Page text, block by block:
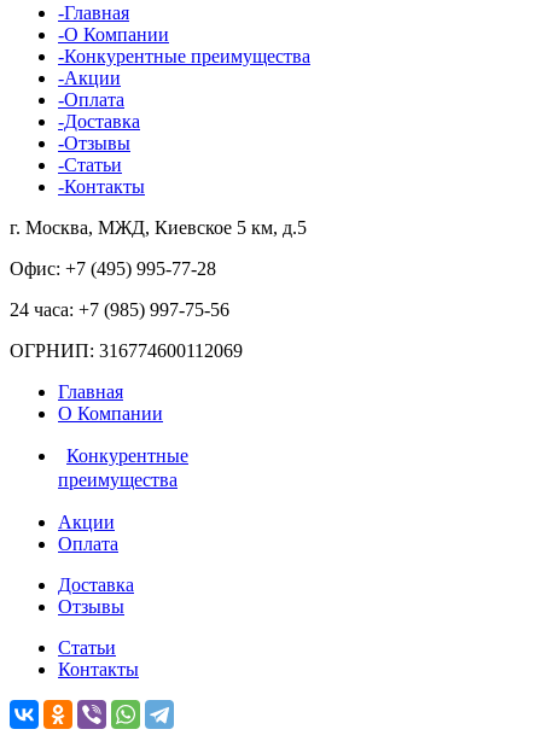
-Главная
-О Компании
-Конкурентные преимущества
-Акции
-Оплата
-Доставка
-Отзывы
-Статьи
-Контакты
г. Москва, МЖД, Киевское 5 км, д.5
Офис: +7 (495) 995-77-28
24 часа: +7 (985) 997-75-56
ОГРНИП: 316774600112069
Главная
О Компании
Конкурентные
преимущества
Акции
Оплата
Доставка
Отзывы
Статьи
Контакты